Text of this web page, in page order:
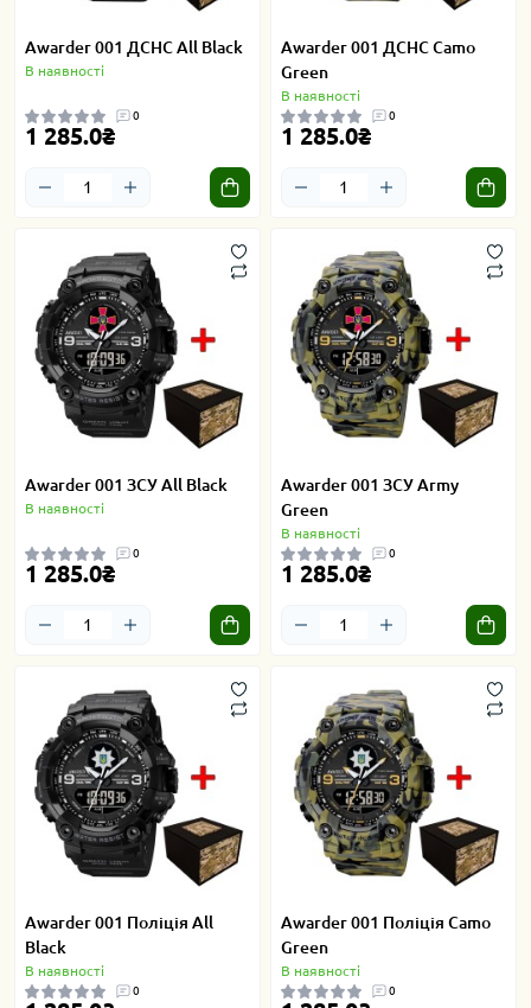
Awarder 001 ДСНС All Black
В наявності
0
1 285.0₴
Awarder 001 ДСНС Camo
Green
В наявності
0
1 285.0₴
Awarder 001 ЗСУ All Black
В наявності
0
1 285.0₴
Awarder 001 ЗСУ Army
Green
В наявності
0
1 285.0₴
Awarder 001 Поліція All
Black
В наявності
0
Awarder 001 Поліція Camo
Green
В наявності
0